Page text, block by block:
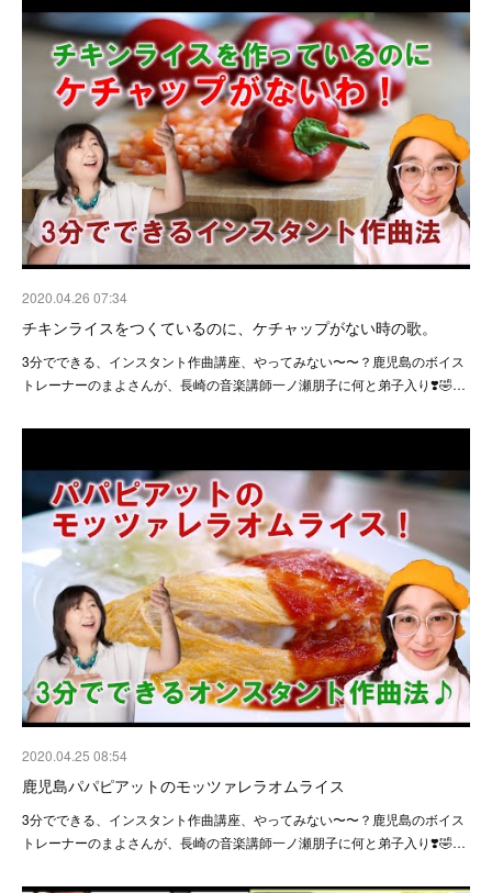
2020.04.26 07:34
チキンライスをつくているのに、ケチャップがない時の歌。
3分でできる、インスタント作曲講座、やってみない〜〜？鹿児島のボイス
トレーナーのまよさんが、長崎の音楽講師一ノ瀬朋子に何と弟子入り❣️🤣…
2020.04.25 08:54
鹿児島パパピアットのモッツァレラオムライス
3分でできる、インスタント作曲講座、やってみない〜〜？鹿児島のボイス
トレーナーのまよさんが、長崎の音楽講師一ノ瀬朋子に何と弟子入り❣️🤣…